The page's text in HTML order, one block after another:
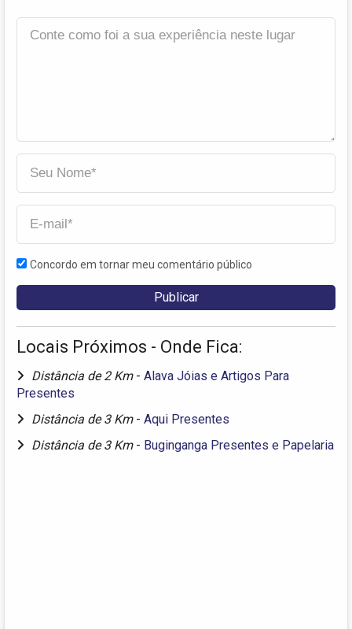
Concordo em tornar meu comentário público
Locais Próximos - Onde Fica:
Distância de 2 Km - Alava Jóias e Artigos Para
Presentes
Distância de 3 Km - Aqui Presentes
Distância de 3 Km - Buginganga Presentes e Papelaria